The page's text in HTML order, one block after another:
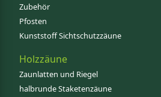
Zubehör
Pfosten
Kunststoff Sichtschutzzäune
Holzzäune
Zaunlatten und Riegel
halbrunde Staketenzäune